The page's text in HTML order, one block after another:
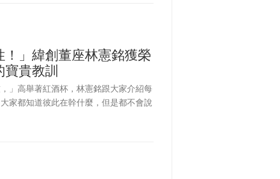
！」緯創董座林憲銘獲榮
貴教訓
」高舉著紅酒杯，林憲銘跟大家介紹每
家都知道彼此在幹什麼，但是都不會說